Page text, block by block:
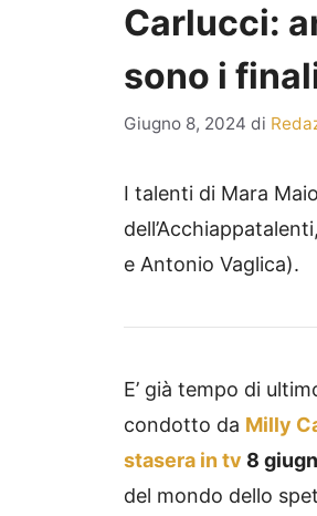
Carlucci:
sono i
Giugno 8, 2024 di
I talenti di Mara
e Antonio Vaglica).
E’ già tempo di
condotto da Milly
stasera in tv 8
del mondo dello